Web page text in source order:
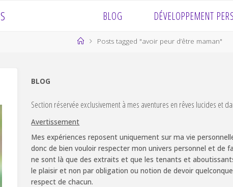
S BLOG DÉVELOPPEMENT
HomePosts tagged "avoir peur d’être maman"
BLOG
Section réservée exclusivement à mes aventures en rêves lucides et
Avertissement
Mes expériences reposent uniquement sur ma vie
donc de bien vouloir respecter mon univers personnel et de
ne sont là que des extraits et que les tenants et
le plaisir et non par obligation ou notion de devoir
respect de chacun.